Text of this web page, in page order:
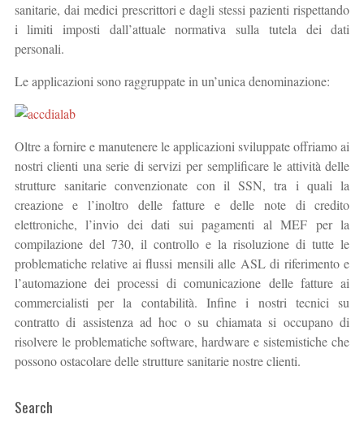
sanitarie, dai medici prescrittori e dagli stessi pazienti rispettando
i limiti imposti dall’attuale normativa sulla tutela dei dati
personali.
Le applicazioni sono raggruppate in un’unica denominazione:
Oltre a fornire e manutenere le applicazioni sviluppate offriamo ai
nostri clienti una serie di servizi per semplificare le attività delle
strutture sanitarie convenzionate con il SSN, tra i quali la
creazione e l’inoltro delle fatture e delle note di credito
elettroniche, l’invio dei dati sui pagamenti al MEF per la
compilazione del 730, il controllo e la risoluzione di tutte le
problematiche relative ai flussi mensili alle ASL di riferimento e
l’automazione dei processi di comunicazione delle fatture ai
commercialisti per la contabilità. Infine i nostri tecnici su
contratto di assistenza ad hoc o su chiamata si occupano di
risolvere le problematiche software, hardware e sistemistiche che
possono ostacolare delle strutture sanitarie nostre clienti.
Search